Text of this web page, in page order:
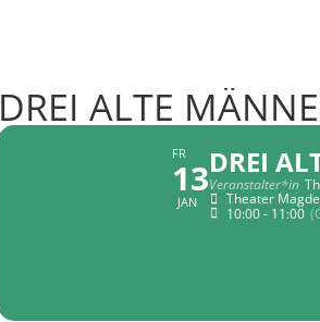
DREI ALTE
FR
13
JAN
DREI
Veranstalter*in
Theater
10:00 - 11:00